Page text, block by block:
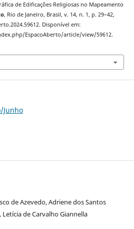
de Edificações Religiosas no Mapeamento
, Rio de Janeiro, Brasil, v. 14, n. 1, p. 29–42,
Disponível em:
EspacoAberto/article/view/59612.
Junho
de Azevedo, Adriene dos Santos
Letícia de Carvalho Giannella